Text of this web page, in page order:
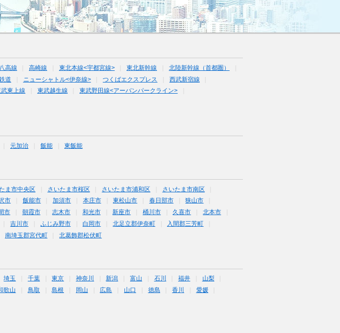
八高線 高崎線 東北本線<宇都宮線> 東北新幹線
北陸新幹線（首都圏）
道 ニューシャトル<伊奈線> つくばエクスプレス
西武新宿線
武東上線 東武越生線
東武野田線<アーバンパークライン>
元加治 飯能 東飯能
ま市中央区 さいたま市桜区 さいたま市浦和区
さいたま市南区
市 飯能市 加須市 本庄市 東松山市 春日部市
狭山市
市 朝霞市 志木市 和光市 新座市 桶川市 久喜市
北本市
吉川市 ふじみ野市 白岡市 北足立郡伊奈町
入間郡三芳町
南埼玉郡宮代町 北葛飾郡松伏町
埼玉 千葉 東京 神奈川 新潟 富山 石川 福井
山梨
歌山 鳥取 島根 岡山 広島 山口 徳島 香川
愛媛